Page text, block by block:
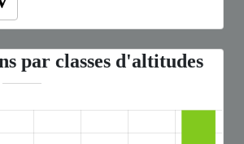
par classes d'altitudes